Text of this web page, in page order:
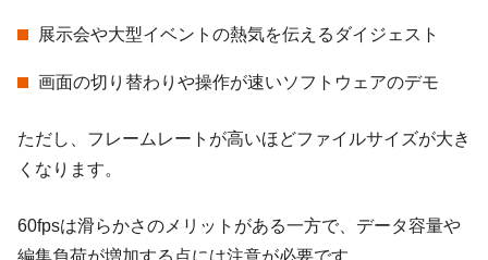
展示会や大型イベントの熱気を伝えるダイジェスト
画面の切り替わりや操作が速いソフトウェアのデモ
ただし、フレームレートが高いほどファイルサイズが大き
くなります。
60fpsは滑らかさのメリットがある一方で、データ容量や
編集負荷が増加する点には注意が必要です。